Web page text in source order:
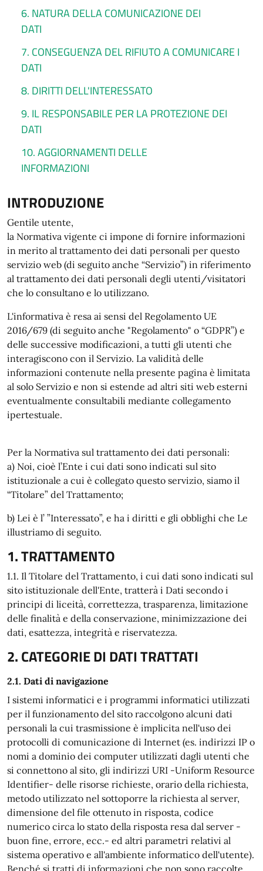
6. NATURA DELLA COMUNICAZIONE DEI
DATI
7. CONSEGUENZA DEL RIFIUTO A COMUNICARE I
DATI
8. DIRITTI DELL'INTERESSATO
9. IL RESPONSABILE PER LA PROTEZIONE DEI
DATI
10. AGGIORNAMENTI DELLE
INFORMAZIONI
INTRODUZIONE
Gentile utente,
la Normativa vigente ci impone di fornire informazioni
in merito al trattamento dei dati personali per questo
servizio web (di seguito anche “Servizio”) in riferimento
al trattamento dei dati personali degli utenti/visitatori
che lo consultano e lo utilizzano.
L'informativa è resa ai sensi del Regolamento UE
2016/679 (di seguito anche "Regolamento" o “GDPR”) e
delle successive modificazioni, a tutti gli utenti che
interagiscono con il Servizio. La validità delle
informazioni contenute nella presente pagina è limitata
al solo Servizio e non si estende ad altri siti web esterni
eventualmente consultabili mediante collegamento
ipertestuale.
Per la Normativa sul trattamento dei dati personali:
a) Noi, cioè l’Ente i cui dati sono indicati sul sito
istituzionale a cui è collegato questo servizio, siamo il
“Titolare” del Trattamento;
b) Lei è l’ ”Interessato”, e ha i diritti e gli obblighi che Le
illustriamo di seguito.
1. TRATTAMENTO
1.1. Il Titolare del Trattamento, i cui dati sono indicati sul
sito istituzionale dell'Ente, tratterà i Dati secondo i
principi di liceità, correttezza, trasparenza, limitazione
delle finalità e della conservazione, minimizzazione dei
dati, esattezza, integrità e riservatezza.
2. CATEGORIE DI DATI TRATTATI
2.1. Dati di navigazione
I sistemi informatici e i programmi informatici utilizzati
per il funzionamento del sito raccolgono alcuni dati
personali la cui trasmissione è implicita nell'uso dei
protocolli di comunicazione di Internet (es. indirizzi IP o
nomi a dominio dei computer utilizzati dagli utenti che
si connettono al sito, gli indirizzi URI -Uniform Resource
Identifier- delle risorse richieste, orario della richiesta,
metodo utilizzato nel sottoporre la richiesta al server,
dimensione del file ottenuto in risposta, codice
numerico circa lo stato della risposta resa dal server -
buon fine, errore, ecc.- ed altri parametri relativi al
sistema operativo e all'ambiente informatico dell'utente).
Benché si tratti di informazioni che non sono raccolte